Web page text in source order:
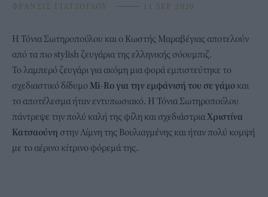
ΦΡΑΝΣΙΣ ΓΙΑΤΖΟΓΛΟΥ ⸻ 11 SEP 2020
Η Τόνια Σωτηροπούλου και ο Κωστής Μαραβέγιας αποτελούν
από τα πιο stylish ζευγάρια της ελληνικής σόουμπιζ.
Το λαμπερό ζευγάρι για ακόμη μια φορά εμπιστεύτηκε το
σχεδιαστικό δίδυμο Mi-Ro για την εμφάνισή του σε γάμο και
το αποτέλεσμα ήταν εντυπωσιακό. Η Τόνια Σωτηροπούλου
πάντρεψε την πολύ καλή της φίλη και σχεδιάστριαΧριστίνα
Κατσαούνη στην Λίμνη της Βουλιαγμένης και ήταν πολύ κομψή
με το αέρινο κίτρινο φόρεμά της.